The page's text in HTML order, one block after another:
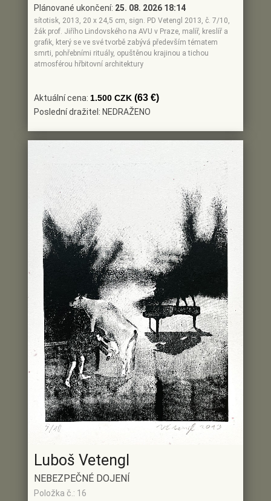
Plánované ukončení: 25. 08. 2026 18:14
sítotisk, 2013, 20 x 24,5 cm, sign. PD Vetengl 2013, č. 7/10,
žák prof. Jiřího Lindovského na AVU v Praze, malíř, kreslíř a
grafik, který se ve své tvorbě zabývá především tématem
smrti, pohřebními rituály, opuštěnou krajinou a tichou
atmosférou hřbitovní architektury
Aktuální cena: 1.500 CZK (63 €)
Poslední dražitel: NEDRAŽENO
Luboš Vetengl
NEBEZPEČNÉ DOJENÍ
Položka č.: 16